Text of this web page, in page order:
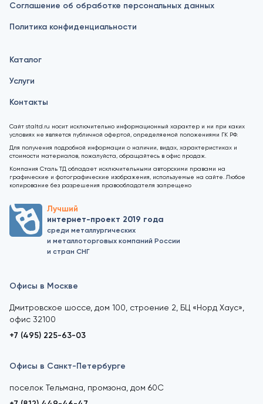
Соглашение об обработке персональных данных
Политика конфиденциальности
Каталог
Услуги
Контакты
Сайт staltd.ru носит исключительно информационный характер и ни при каких
условиях не является публичной офертой, определяемой положениями ГК РФ.
Для получения подробной информации о наличии, видах, характеристиках и
стоимости материалов, пожалуйста, обращайтесь в офис продаж.
Компания Сталь ТД обладает исключительными авторскими правами на
графические и фотографические изображения, используемые на сайте. Любое
копирование без разрешения правообладателя запрещено
Лучший
интернет-проект 2019 года
среди металлургических
и металлоторговых компаний России
и стран СНГ
Офисы в Москве
Дмитровское шоссе, дом 100, строение 2, БЦ «Норд Хаус»,
офис 32100
+7 (495) 225-63-03
Офисы в Санкт-Петербурге
поселок Тельмана, промзона, дом 60С